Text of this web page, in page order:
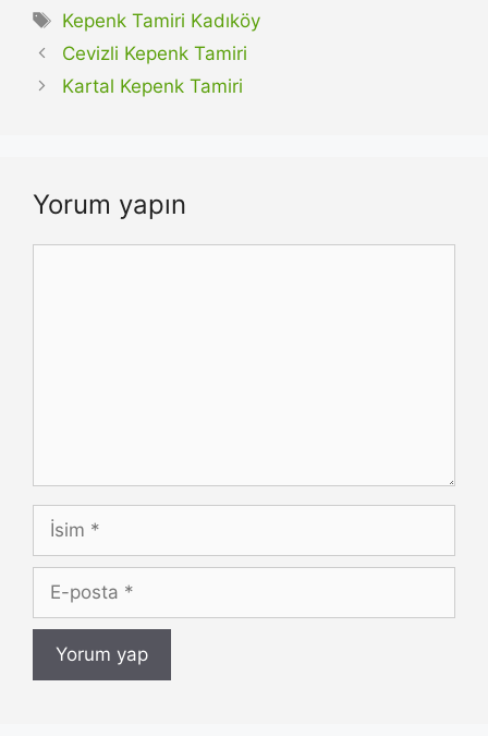
Etiketler
Kepenk Tamiri Kadıköy
Cevizli Kepenk Tamiri
Kartal Kepenk Tamiri
Yorum yapın
İsim
posta